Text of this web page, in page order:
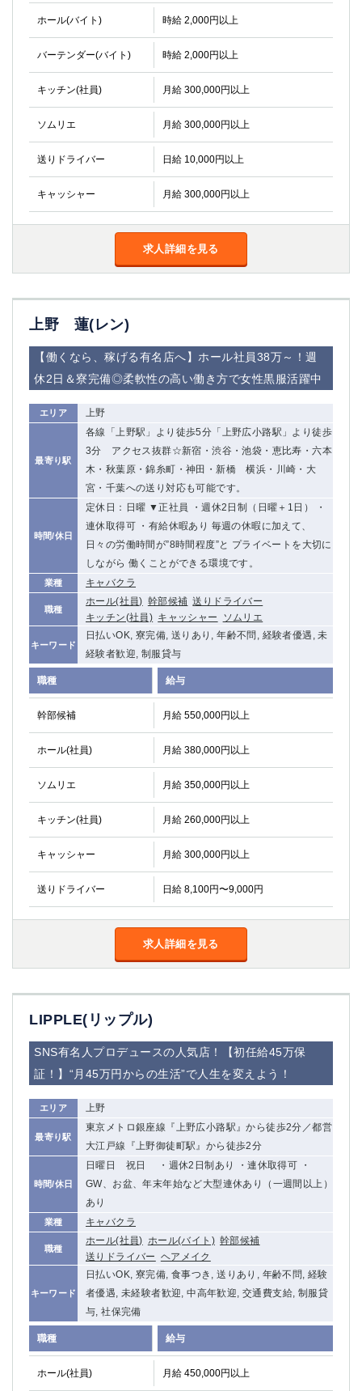
ホール(バイト) 時給 2,000円以上
バーテンダー(バイト) 時給 2,000円以上
キッチン(社員) 月給 300,000円以上
ソムリエ 月給 300,000円以上
送りドライバー 日給 10,000円以上
キャッシャー 月給 300,000円以上
求人詳細を見る
上野 蓮(レン)
【働くなら、稼げる有名店へ】ホール社員38万～！週
休2日＆寮完備◎柔軟性の高い働き方で女性黒服活躍中
エリア 上野
最寄り駅
各線「上野駅」より徒歩5分「上野広小路駅」より徒歩
3分 アクセス抜群☆新宿・渋谷・池袋・恵比寿・六本
木・秋葉原・錦糸町・神田・新橋 横浜・川崎・大
宮・千葉への送り対応も可能です。
時間/休日
定休日：日曜 ▼正社員 ・週休2日制（日曜＋1日） ・
連休取得可 ・有給休暇あり 毎週の休暇に加えて、
日々の労働時間が”8時間程度”と プライベートを大切に
しながら 働くことができる環境です。
業種 キャバクラ
職種
ホール(社員) 幹部候補 送りドライバー
キッチン(社員) キャッシャー ソムリエ
キーワード
日払いOK, 寮完備, 送りあり, 年齢不問, 経験者優遇, 未
経験者歓迎, 制服貸与
職種 給与
幹部候補 月給 550,000円以上
ホール(社員) 月給 380,000円以上
ソムリエ 月給 350,000円以上
キッチン(社員) 月給 260,000円以上
キャッシャー 月給 300,000円以上
送りドライバー 日給 8,100円〜9,000円
求人詳細を見る
LIPPLE(リップル)
SNS有名人プロデュースの人気店！【初任給45万保
証！】“月45万円からの生活”で人生を変えよう！
エリア 上野
最寄り駅
東京メトロ銀座線『上野広小路駅』から徒歩2分／都営
大江戸線『上野御徒町駅』から徒歩2分
時間/休日
日曜日 祝日 ・週休2日制あり ・連休取得可 ・
GW、お盆、年末年始など大型連休あり（一週間以上）
あり
業種 キャバクラ
職種
ホール(社員) ホール(バイト) 幹部候補
送りドライバー ヘアメイク
キーワード
日払いOK, 寮完備, 食事つき, 送りあり, 年齢不問, 経験
者優遇, 未経験者歓迎, 中高年歓迎, 交通費支給, 制服貸
与, 社保完備
職種 給与
ホール(社員) 月給 450,000円以上